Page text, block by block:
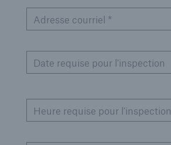
Adresse courriel *
Date requise pour l'inspection
Heure requise pour l'inspection